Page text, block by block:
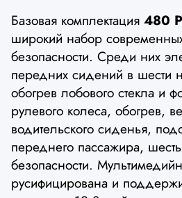
Базовая комплектация 480
широкий набор
безопасности. Среди них
передних сидений в шести
обогрев лобового стекла и
рулевого колеса, обогрев,
водительского сиденья,
переднего пассажира,
безопасности.
русифицирована и